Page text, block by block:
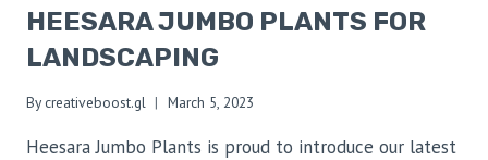
HEESARA JUMBO PLANTS FOR
LANDSCAPING
Bycreativeboost.gl March 5, 2023
Heesara Jumbo Plants is proud to introduce our latest